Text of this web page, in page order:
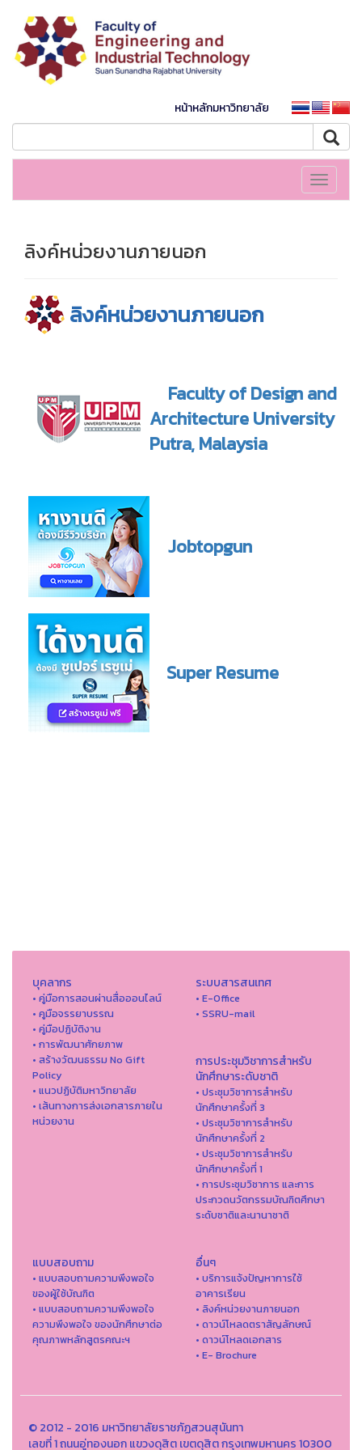
หน้าหลักมหาวิทยาลัย
Toggle
ลิงค์หน่วยงานภายนอก
ลิงค์หน่วยงานภายนอก
Faculty of Design and
Architecture University
Putra, Malaysia
Jobtopgun
Super Resume
บุคลากร
• คู่มือการสอนผ่านสื่อออนไลน์
• คูมือจรรยาบรรณ
• คู่มือปฏิบัติงาน
• การพัฒนาศักยภาพ
• สร้างวัฒนธรรม No Gift
Policy
• แนวปฏิบัติมหาวิทยาลัย
• เส้นทางการส่งเอกสารภายใน
หน่วยงาน
ระบบสารสนเทศ
• E-Office
• SSRU-mail
การประชุมวิชาการสำหรับ
นักศึกษาระดับชาติ
• ประชุมวิชาการสำหรับ
นักศึกษาครั้งที่ 3
• ประชุมวิชาการสำหรับ
นักศึกษาครั้งที่ 2
• ประชุมวิชาการสำหรับ
นักศึกษาครั้งที่ 1
• การประชุมวิชาการ และการ
ประกวดนวัตกรรมบัณฑิตศึกษา
ระดับชาติและนานาชาติ
แบบสอบถาม
• แบบสอบถามความพึงพอใจ
ของผู้ใช้บัณฑิต
• แบบสอบถามความพึงพอใจ
ความพึงพอใจ ของนักศึกษาต่อ
คุณภาพหลักสูตรคณะฯ
อื่นๆ
• บริการแจ้งปัญหาการใ่ช้
อาคารเรียน
• ลิงค์หน่วยงานภายนอก
• ดาวน์โหลดตราสัญลักษณ์
• ดาวน์โหลดเอกสาร
• E- Brochure
© 2012 - 2016 มหาวิทยาลัยราชภัฏสวนสุนันทา
เลขที่ 1 ถนนอู่ทองนอก แขวงดุสิต เขตดุสิต กรุงเทพมหานคร 10300